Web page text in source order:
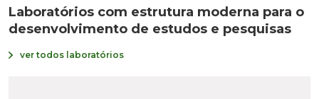
Laboratórios com estrutura moderna para o
desenvolvimento de estudos e pesquisas
ver todos laboratórios